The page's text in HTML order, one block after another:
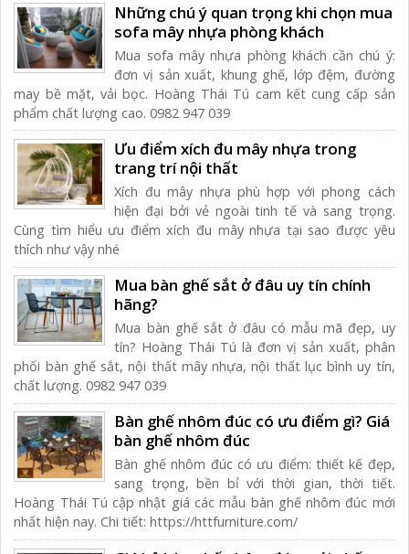
Những chú ý quan trọng khi chọn mua
sofa mây nhựa phòng khách
Mua sofa mây nhựa phòng khách cần chú ý:
đơn vị sản xuất, khung ghế, lớp đệm, đường
may bề mặt, vải bọc. Hoàng Thái Tú cam kết cung cấp sản
phẩm chất lượng cao. 0982 947 039
Ưu điểm xích đu mây nhựa trong
trang trí nội thất
Xích đu mây nhựa phù hợp với phong cách
hiện đại bởi vẻ ngoài tinh tế và sang trọng.
Cùng tìm hiểu ưu điểm xích đu mây nhựa tại sao được yêu
thích như vậy nhé
Mua bàn ghế sắt ở đâu uy tín chính
hãng?
Mua bàn ghế sắt ở đâu có mẫu mã đẹp, uy
tín? Hoàng Thái Tú là đơn vị sản xuất, phân
phối bàn ghế sắt, nội thất mây nhựa, nội thất lục bình uy tín,
chất lượng. 0982 947 039
Bàn ghế nhôm đúc có ưu điểm gì? Giá
bàn ghế nhôm đúc
Bàn ghế nhôm đúc có ưu điểm: thiết kế đẹp,
sang trọng, bền bỉ với thời gian, thời tiết.
Hoàng Thái Tú cập nhật giá các mẫu bàn ghế nhôm đúc mới
nhất hiện nay. Chi tiết: https://httfurniture.com/